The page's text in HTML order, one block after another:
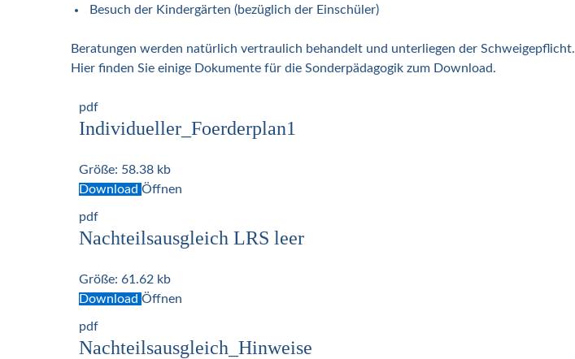
Besuch der Kindergärten (bezüglich der Einschüler)
Beratungen werden natürlich vertraulich behandelt und unterliegen der Schweigepflicht.
Hier finden Sie einige Dokumente für die Sonderpädagogik zum Download.
pdf
Individueller_Foerderplan1
Größe: 58.38 kb
Download Öffnen
pdf
Nachteilsausgleich LRS leer
Größe: 61.62 kb
Download Öffnen
pdf
Nachteilsausgleich_Hinweise